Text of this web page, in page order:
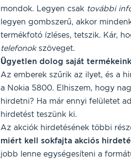
mondok. Legyen csaktovábbi
legyen gombszerű, akkor
termékfotó ízléses, tetszik. Kár,
telefonokszöveget.
Ügyetlen dolog saját
Az emberek szűrik az ilyet, és a
a Nokia 5800. Elhiszem, hogy
hirdetni? Ha már ennyi felületet
hirdetést teszünk ki.
Az akciók hirdetésének többi
miért kell sokfajta akciós
jobb lenne egységesíteni a